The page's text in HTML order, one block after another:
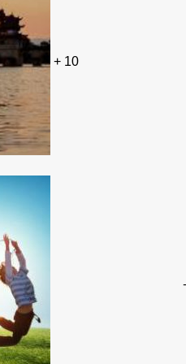
+ 10